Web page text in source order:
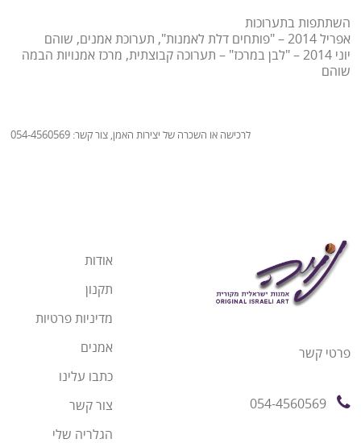
השתתפות בתערוכות
אפריל 2014 – "פותחים דלת לאמנות", תערוכת אמנים, שוהם
יוני 2014 – "לבן במרכז" – תערוכה קבוצתית, מרכז אמנויות הבמה
שוהם
לרכישה או השכרה של יצירות האמן, צור קשר: 054-4560569
פרטי קשר
054-4560569
אודות
תקנון
מדיניות פרטיות
אמנים
כתבו עלינו
צור קשר
הגלריה שלי